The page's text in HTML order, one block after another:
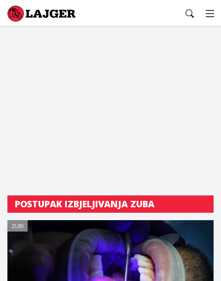
Lajger
POSTUPAK IZBJELJIVANJA ZUBA
ZUBI